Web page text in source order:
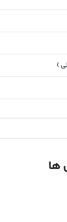
)
ها